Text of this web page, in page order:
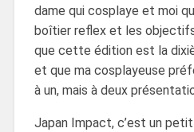
dame qui cosplaye et moi
boîtier reflex et les
que cette édition est la
et que ma cosplayeuse
à un, mais à deux
Japan Impact, c’est un